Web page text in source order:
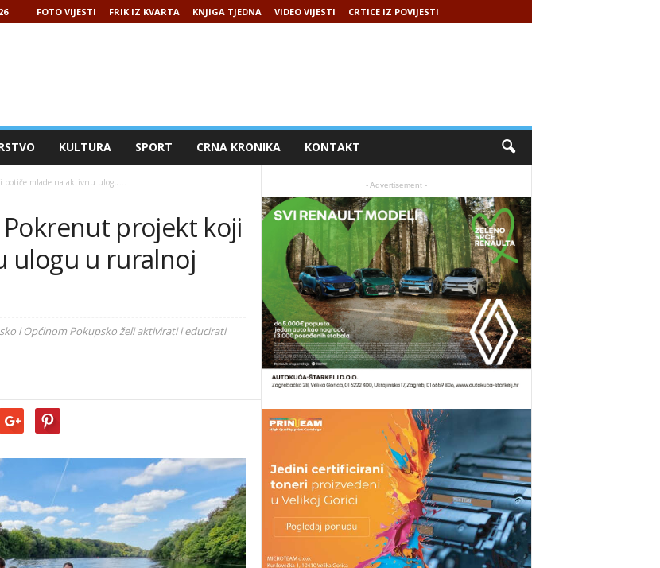
FOTO VIJESTI FRIK IZ KVARTA KNJIGA TJEDNA VIDEO VIJESTI CRTICE IZ POVIJESTI
KULTURA SPORT CRNA KRONIKA KONTAKT
potiče mlade na aktivnu ulogu...
Pokrenut projekt koji
ulogu u ruralnoj
i Općinom Pokupsko želi aktivirati i educirati
- Advertisement -